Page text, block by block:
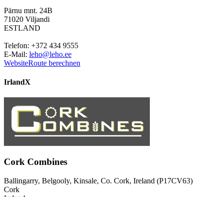
Pärnu mnt. 24B
71020 Viljandi
ESTLAND
Telefon: +372 434 9555
E-Mail: leho@leho.ee
WebsiteRoute berechnen
IrlandX
Cork Combines
Ballingarry, Belgooly, Kinsale, Co. Cork, Ireland (P17CV63)
Cork